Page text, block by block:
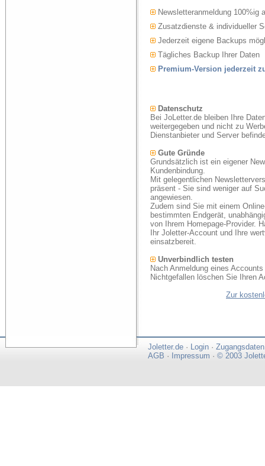
Newsletteranmeldung 100%ig
Zusatzdienste & individueller
Jederzeit eigene Backups
Tägliches Backup Ihrer Daten
Premium-Version jederzeit
Datenschutz
Bei JoLetter.de bleiben Ihre
weitergegeben und nicht zu
Dienstanbieter und Server
Gute Gründe
Grundsätzlich ist ein eigener
Kundenbindung.
Mit gelegentlichen
präsent - Sie sind weniger auf
angewiesen.
Zudem sind Sie mit einem
bestimmten Endgerät,
von Ihrem Homepage-Provider.
Ihr Joletter-Account und Ihre
einsatzbereit.
Unverbindlich testen
Nach Anmeldung eines
Nichtgefallen löschen Sie Ihren
Zur
Joletter.de · Login · Zugangsdaten
AGB · Impressum · © 2003